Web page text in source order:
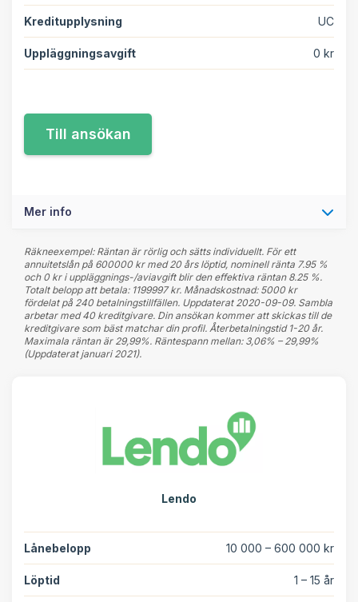
Kreditupplysning UC
Uppläggningsavgift 0 kr
Mer info
Räkneexempel: Räntan är rörlig och sätts individuellt. För ett
annuitetslån på 600000 kr med 20 års löptid, nominell ränta 7.95 %
och 0 kr i uppläggnings-/aviavgift blir den effektiva räntan 8.25 %.
Totalt belopp att betala: 1199997 kr. Månadskostnad: 5000 kr
fördelat på 240 betalningstillfällen. Uppdaterat 2020-09-09. Sambla
arbetar med 40 kreditgivare. Din ansökan kommer att skickas till de
kreditgivare som bäst matchar din profil. Återbetalningstid 1-20 år.
Maximala räntan är 29,99%. Räntespann mellan: 3,06% – 29,99%
(Uppdaterat januari 2021).
Lendo
Lånebelopp 10 000 – 600 000 kr
Löptid 1 – 15 år